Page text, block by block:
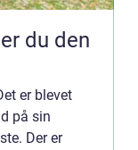
du den
er blevet
på sin
Der er